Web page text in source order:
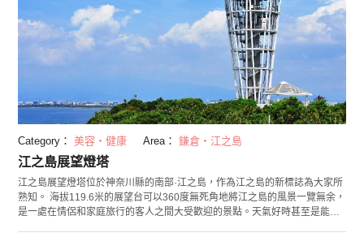
Category： 美容・健康 Area： 鎌倉・江之島
江之島展望燈塔
江之島展望燈塔位於神奈川縣的南部·江之島，作為江之島的新標誌為大家所
熟知。 海拔119.6米的展望台可以360度無死角地將江之島的風景一覽無余，
是一處在情侶和家庭旅行的客人之間大受歡迎的景點。天氣好時甚至是能眺